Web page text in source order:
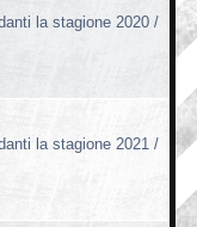
la stagione 2020 /
la stagione 2021 /